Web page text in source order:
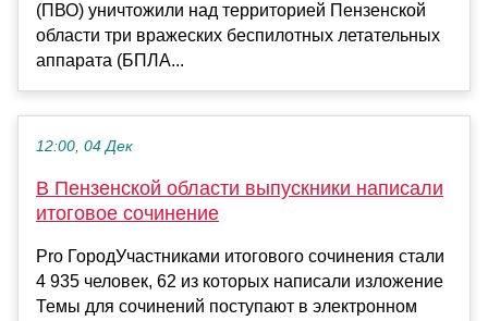
(ПВО) уничтожили над территорией Пензенской
области три вражеских беспилотных летательных
аппарата (БПЛА...
12:00, 04 Дек
В Пензенской области выпускники написали
итоговое сочинение
Pro ГородУчастниками итогового сочинения стали
4 935 человек, 62 из которых написали изложение
Темы для сочинений поступают в электронном